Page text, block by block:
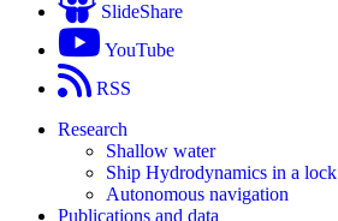
SlideShare
YouTube
RSS
Research
Shallow water
Ship Hydrodynamics in a lock
Autonomous navigation
Publications and data